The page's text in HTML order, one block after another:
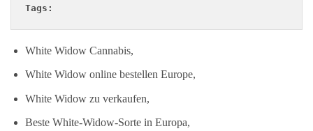
Tags:
White Widow Cannabis,
White Widow online bestellen Europe,
White Widow zu verkaufen,
Beste White-Widow-Sorte in Europa,